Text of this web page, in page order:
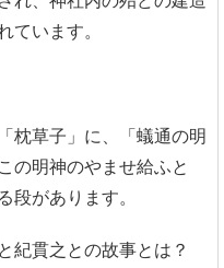
ています。
枕草子」に、「蟻通の明
の明神のやませ給ふと
段があります。
紀貫之との故事とは？